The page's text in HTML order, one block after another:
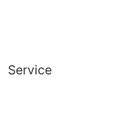
Service